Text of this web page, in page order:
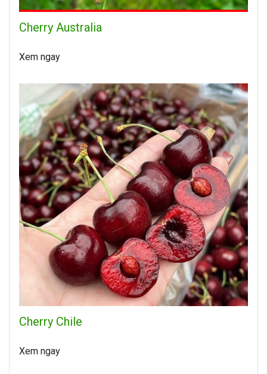
Cherry Australia
Xem ngay
Cherry Chile
Xem ngay